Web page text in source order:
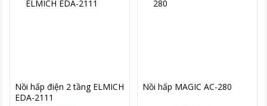
Nồi hấp điện 2 tầng ELMICH
EDA-2111
Nồi hấp MAGIC AC-280